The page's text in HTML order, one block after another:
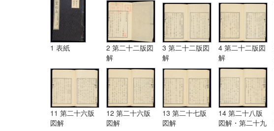
1 表紙
2 第二十二版図
解
3 第二十二版図
解
4 第二十二版図
解
11 第二十六版
図解
12 第二十六版
図解
13 第二十七版
図解
14 第二十八版
図解・第二十九